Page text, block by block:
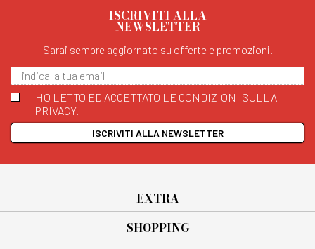
ISCRIVITI ALLA
NEWSLETTER
Sarai sempre aggiornato su offerte e promozioni.
HO LETTO ED ACCETTATO LE CONDIZIONI SULLA
PRIVACY.
ISCRIVITI ALLA NEWSLETTER
EXTRA
SHOPPING